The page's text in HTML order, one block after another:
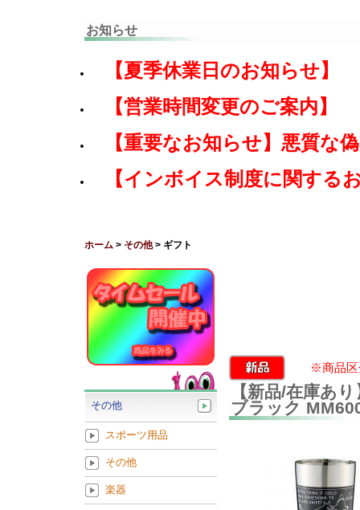
お知らせ
【夏季休業日のお知らせ】
【営業時間変更のご案内】
【重要なお知らせ】悪質な
【インボイス制度に関する
ホーム > その他> ギフト
※商品区
【新品/在庫あ
ブラック
その他
スポーツ用品
その他
楽器